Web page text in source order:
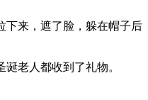
来，遮了脸，躲在帽子后
老人都收到了礼物。